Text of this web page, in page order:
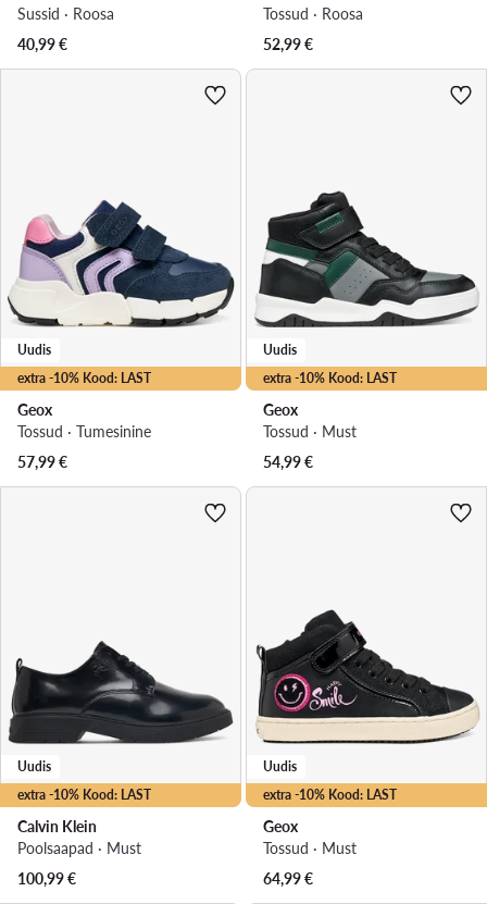
Sussid · Roosa
40,99€
Tossud · Roosa
52,99€
extra -10% Kood: LAST
Uudis
Geox
Tossud · Tumesinine
57,99€
extra -10% Kood: LAST
Uudis
Geox
Tossud · Must
54,99€
extra -10% Kood: LAST
Uudis
Calvin Klein
Poolsaapad · Must
100,99€
extra -10% Kood: LAST
Uudis
Geox
Tossud · Must
64,99€